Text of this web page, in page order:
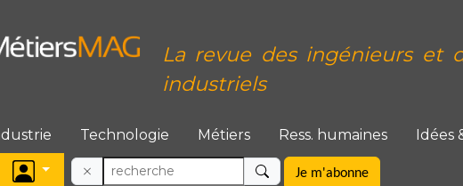
La revue des ingénieurs et
industriels
Technologie Métiers Ress. humaines Idées
Je m'abonne